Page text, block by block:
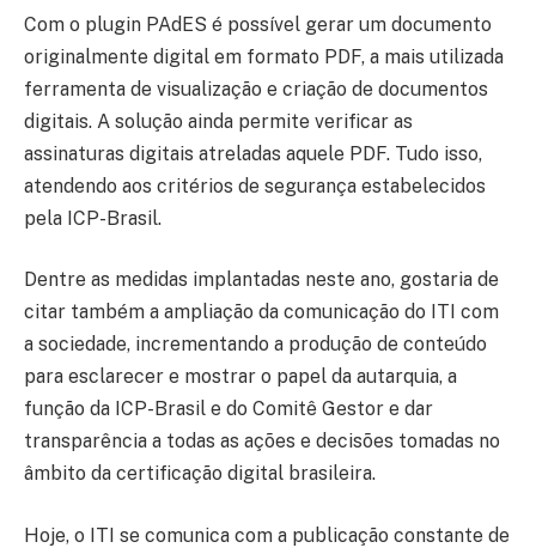
Com o plugin PAdES é possível gerar um documento
originalmente digital em formato PDF, a mais utilizada
ferramenta de visualização e criação de documentos
digitais. A solução ainda permite verificar as
assinaturas digitais atreladas aquele PDF. Tudo isso,
atendendo aos critérios de segurança estabelecidos
pela ICP-Brasil.
Dentre as medidas implantadas neste ano, gostaria de
citar também a ampliação da comunicação do ITI com
a sociedade, incrementando a produção de conteúdo
para esclarecer e mostrar o papel da autarquia, a
função da ICP-Brasil e do Comitê Gestor e dar
transparência a todas as ações e decisões tomadas no
âmbito da certificação digital brasileira.
Hoje, o ITI se comunica com a publicação constante de